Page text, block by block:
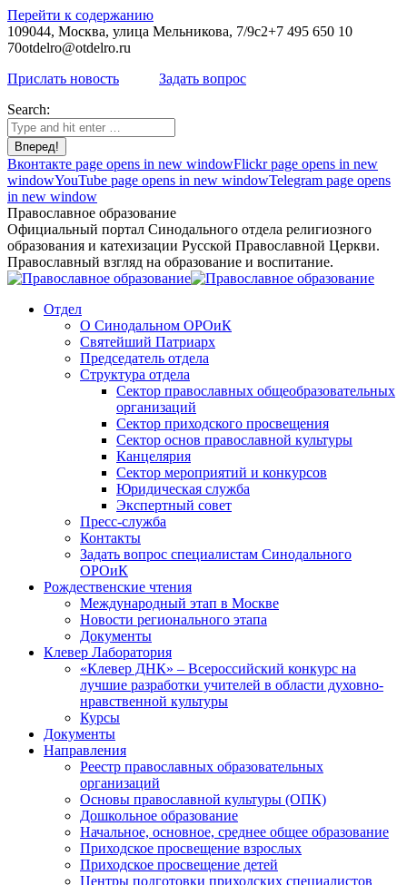
Перейти к содержанию
109044, Москва, улица Мельникова, 7/9с2+7 495 650 10
70otdelro@otdelro.ru
Прислать новость
Задать вопрос
Search:
Вконтакте page opens in new windowFlickr page opens in new
windowYouTube page opens in new windowTelegram page opens
in new window
Православное образование
Официальный портал Синодального отдела религиозного
образования и катехизации Русской Православной Церкви.
Православный взгляд на образование и воспитание.
Отдел
О Синодальном ОРОиК
Святейший Патриарх
Председатель отдела
Структура отдела
Сектор православных общеобразовательных
организаций
Сектор приходского просвещения
Сектор основ православной культуры
Канцелярия
Сектор мероприятий и конкурсов
Юридическая служба
Экспертный совет
Пресс-служба
Контакты
Задать вопрос специалистам Синодального
ОРОиК
Рождественские чтения
Международный этап в Москве
Новости регионального этапа
Документы
Клевер Лаборатория
«Клевер ДНК» – Всероссийский конкурс на
лучшие разработки учителей в области духовно-
нравственной культуры
Курсы
Документы
Направления
Реестр православных образовательных
организаций
Основы православной культуры (ОПК)
Дошкольное образование
Начальное, основное, среднее общее образование
Приходское просвещение взрослых
Приходское просвещение детей
Центры подготовки приходских специалистов